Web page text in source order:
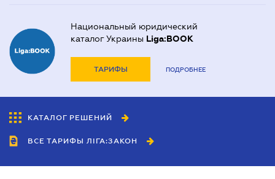
Национальный юридический
каталог Украины Liga:BOOK
ТАРИФЫ ПОДРОБНЕЕ
КАТАЛОГ РЕШЕНИЙ
ВСЕ ТАРИФЫ ЛІГА:ЗАКОН